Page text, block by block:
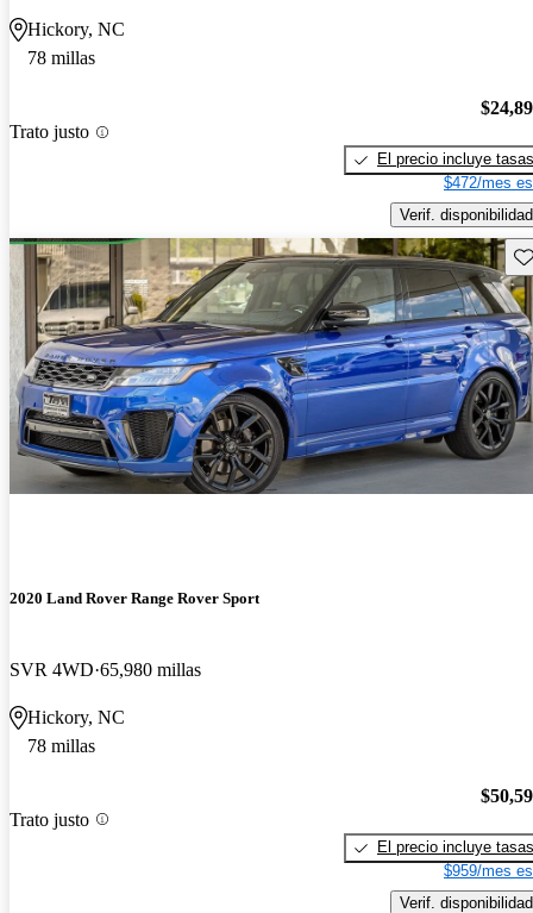
Hickory, NC
78 millas
Trato justo
El precio incluye tasas
$472/mes
Verif. disponibilidad
2020 Land Rover Range Rover Sport
SVR 4WD 65,980 millas
Hickory, NC
78 millas
Trato justo
El precio incluye tasas
$959/mes
Verif. disponibilidad